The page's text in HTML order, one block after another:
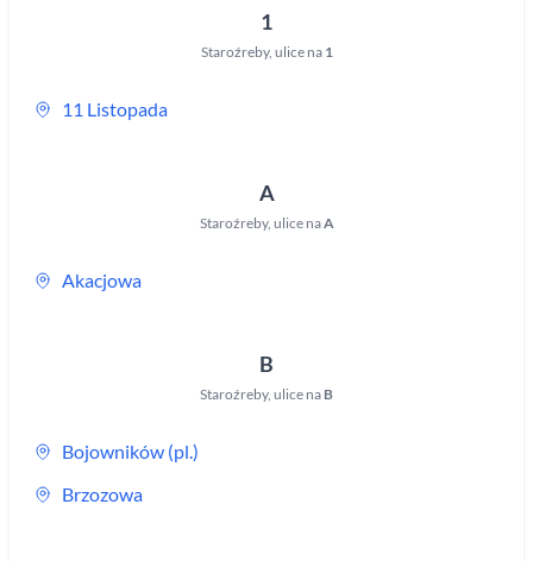
1
Staroźreby, ulice na 1
11 Listopada
A
Staroźreby, ulice naA
Akacjowa
B
Staroźreby, ulice na B
Bojowników (pl.)
Brzozowa